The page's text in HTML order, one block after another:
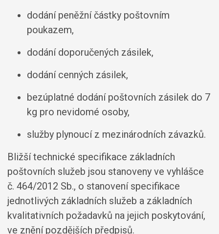
dodání peněžní částky poštovním
poukazem,
dodání doporučených zásilek,
dodání cenných zásilek,
bezúplatné dodání poštovních zásilek do 7
kg pro nevidomé osoby,
služby plynoucí z mezinárodních závazků.
Bližší technické specifikace základních
poštovních služeb jsou stanoveny ve vyhlášce
č. 464/2012 Sb., o stanovení specifikace
jednotlivých základních služeb a základních
kvalitativních požadavků na jejich poskytování,
ve znění pozdějších předpisů.